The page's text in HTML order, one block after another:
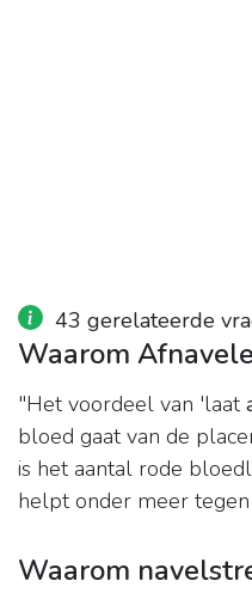
43 gerelateerde
Waarom
"Het voordeel van 'laat
bloed gaat van de
is het aantal rode
helpt onder meer
Waarom